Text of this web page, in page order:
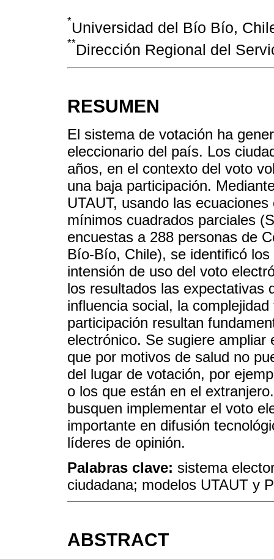
*Universidad del Bío Bío,
**Dirección Regional del
RESUMEN
El sistema de votación ha
eleccionario del país. Los
años, en el contexto del voto
una baja participación.
UTAUT, usando las
mínimos cuadrados parciales
encuestas a 288 personas de
Bío-Bío, Chile), se identificó
intensión de uso del voto
los resultados las expectativas
influencia social, la
participación resultan
electrónico. Se sugiere
que por motivos de salud no
del lugar de votación, por
o los que están en el
busquen implementar el voto
importante en difusión
líderes de opinión.
Palabras clave: sistema
ciudadana; modelos UTAUT y
ABSTRACT